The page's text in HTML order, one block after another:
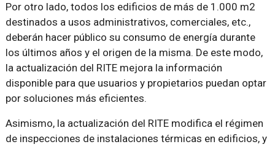
Por otro lado, todos los edificios de más de 1.000 m2
destinados a usos administrativos, comerciales, etc.,
deberán hacer público su consumo de energía durante
los últimos años y el origen de la misma. De este modo,
la actualización del RITE mejora la información
disponible para que usuarios y propietarios puedan optar
por soluciones más eficientes.
Asimismo, la actualización del RITE modifica el régimen
de inspecciones de instalaciones térmicas en edificios, y